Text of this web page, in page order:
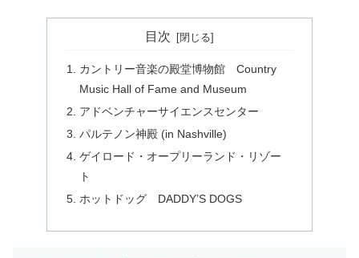
目次
カントリー音楽の殿堂博物館 Country
Music Hall of Fame and Museum
アドベンチャーサイエンスセンター
パルテノン神殿 (in Nashville)
ゲイロード・オープリーランド・リゾー
ト
ホットドッグ DADDY’S DOGS